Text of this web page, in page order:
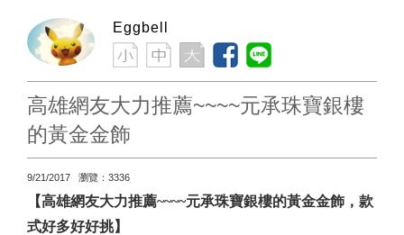
Eggbell
高雄網友大力推薦~~~~元承珠寶銀樓
的黃金金飾
9/21/2017 瀏覽：3336
【高雄網友大力推薦~~~~元承珠寶銀樓的黃金金飾，款
式好多好好挑】